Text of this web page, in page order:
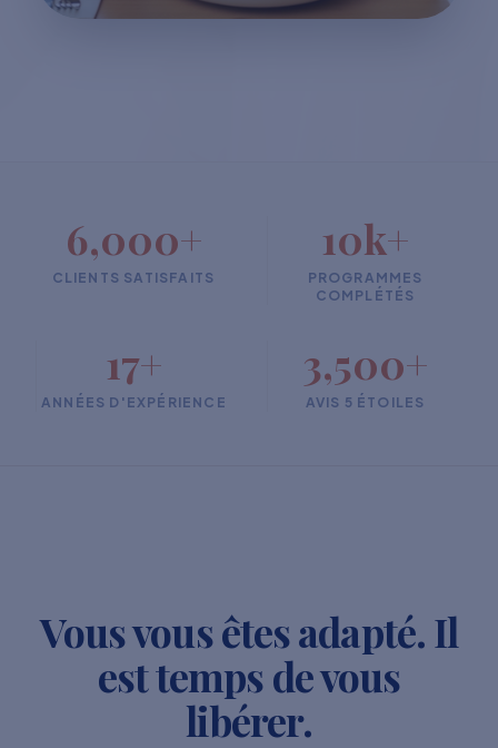
6,000+
CLIENTS SATISFAITS
10k+
PROGRAMMES
COMPLÉTÉS
17+
ANNÉES D'EXPÉRIENCE
3,500+
AVIS 5 ÉTOILES
Vous vous êtes adapté. Il
est temps de vous
libérer.